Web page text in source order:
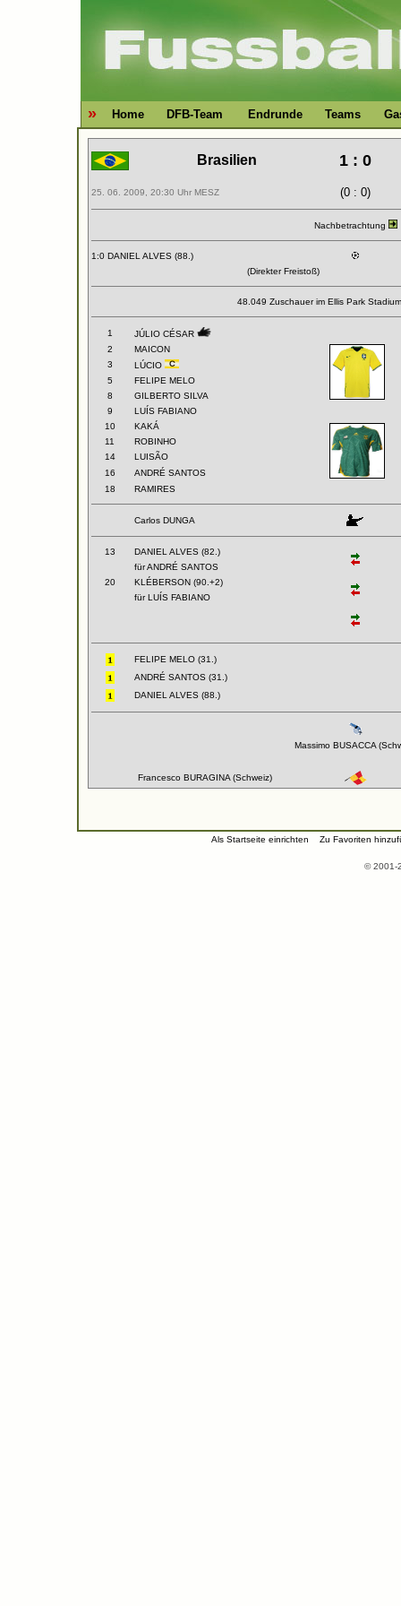
» Home DFB-Team Endrunde Teams
Brasilien 1 : 0
25. 06. 2009, 20:30 Uhr MESZ (0 : 0)
Nachbetrachtung
1:0 DANIEL ALVES (88.)
(Direkter Freistoß)
48.049 Zuschauer im Ellis Park
1
JÚLIO CÉSAR
2
MAICON
3
LÚCIO
5
FELIPE MELO
8
GILBERTO SILVA
9
LUÍS FABIANO
10
KAKÁ
11
ROBINHO
14
LUISÃO
16
ANDRÉ SANTOS
18
RAMIRES
Carlos DUNGA
13
DANIEL ALVES (82.)
für ANDRÉ SANTOS
20
KLÉBERSON (90.+2)
für LUÍS FABIANO
FELIPE MELO (31.)
ANDRÉ SANTOS (31.)
DANIEL ALVES (88.)
Massimo BUSACCA
Francesco BURAGINA (Schweiz)
Als Startseite einrichten Zu Favoriten
© 2001-